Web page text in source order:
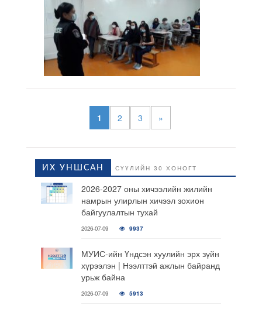
1 2 3 »
ИХ УНШСАН СҮҮЛИЙН 30 ХОНОГТ
2026-2027 оны хичээлийн жилийн
намрын улирлын хичээл зохион
байгуулалтын тухай
2026-07-09 9937
МУИС-ийн Үндсэн хуулийн эрх зүйн
хүрээлэн | Нээлттэй ажлын байранд
урьж байна
2026-07-09 5913